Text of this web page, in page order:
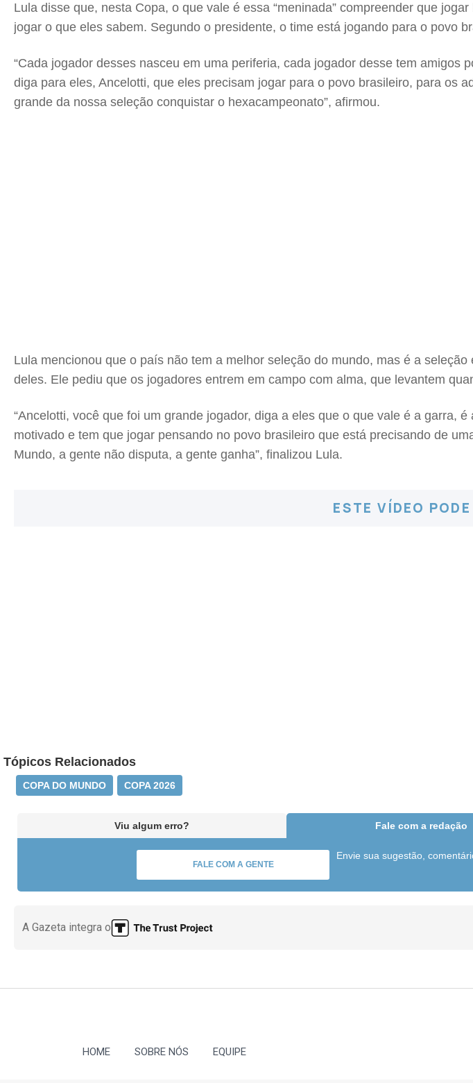
Lula disse que, nesta Copa, o que vale é essa “meninada” compreender que
jogar o que eles sabem. Segundo o presidente, o time está jogando para o povo
“Cada jogador desses nasceu em uma periferia, cada jogador desse tem
diga para eles, Ancelotti, que eles precisam jogar para o povo brasileiro, para os
grande da nossa seleção conquistar o hexacampeonato”, afirmou.
Lula mencionou que o país não tem a melhor seleção do mundo, mas é a
deles. Ele pediu que os jogadores entrem em campo com alma, que levantem
“Ancelotti, você que foi um grande jogador, diga a eles que o que vale é a garra,
motivado e tem que jogar pensando no povo brasileiro que está precisando de
Mundo, a gente não disputa, a gente ganha”, finalizou Lula.
ESTE VÍDEO
Tópicos Relacionados
COPA DO MUNDO COPA 2026
Viu algum erro? Fale com a redação
FALE COM A GENTE
Envie sua sugestão,
A Gazeta integra o
HOME SOBRE NÓS EQUIPE